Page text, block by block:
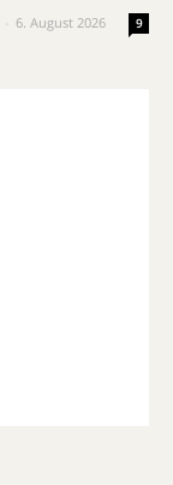
6. August 2026 9